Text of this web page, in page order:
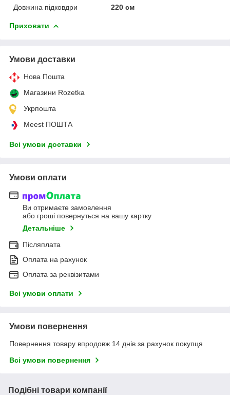
Довжина підковдри
220 см
Приховати
Умови доставки
Нова Пошта
Магазини Rozetka
Укрпошта
Meest ПОШТА
Всі умови доставки
Умови оплати
Ви отримаєте замовлення
або гроші повернуться на вашу картку
Детальніше
Післяплата
Оплата на рахунок
Оплата за реквізитами
Всі умови оплати
Умови повернення
Повернення товару впродовж 14 днів за рахунок покупця
Всі умови повернення
Подібні товари компанії